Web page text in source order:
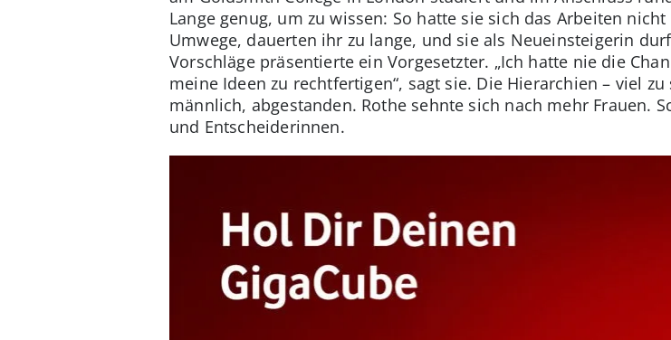
Lange genug, um zu wissen: So hatte sie sich das Arbeiten
Umwege, dauerten ihr zu lange, und sie als Neueinsteigerin
Vorschläge präsentierte ein Vorgesetzter. „Ich hatte nie die
meine Ideen zu rechtfertigen“, sagt sie. Die Hierarchien – viel
männlich, abgestanden. Rothe sehnte sich nach mehr Frauen.
und Entscheiderinnen.